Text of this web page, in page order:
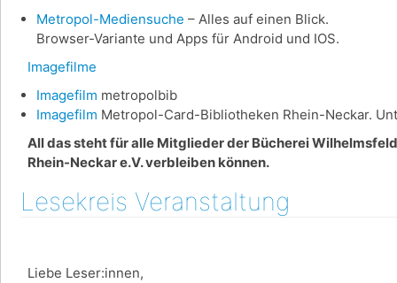
Metropol-Mediensuche – Alles auf einen Blick.
Browser-Variante und Apps für Android und IOS.
Imagefilme
Imagefilm metropolbib
Imagefilm Metropol-Card-Bibliotheken Rhein-Neckar.
All das steht für alle Mitglieder der Bücherei
Rhein-Neckar e.V. verbleiben können.
Lesekreis Veranstaltung
Liebe Leser:innen,